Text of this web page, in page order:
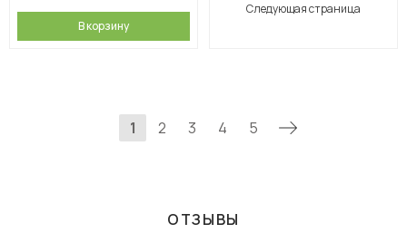
В корзину
Следующая страница
1 2 3 4 5
ОТЗЫВЫ